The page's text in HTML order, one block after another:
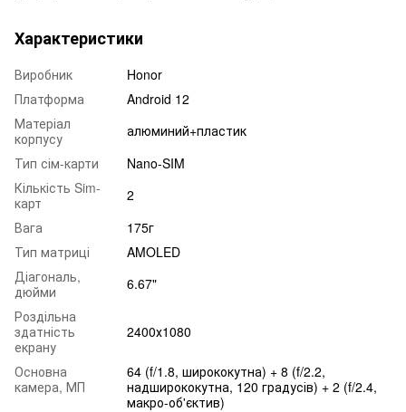
Характеристики
Виробник
Honor
Платформа
Android 12
Матеріал
корпусу
алюминий+пластик
Тип сім-карти
Nano-SIM
Кількість Sim-
карт
2
Вага
175г
Тип матриці
AMOLED
Діагональ,
дюйми
6.67"
Роздільна
здатність
екрану
2400х1080
Основна
камера, МП
64 (f/1.8, ширококутна) + 8 (f/2.2,
надширококутна, 120 градусів) + 2 (f/2.4,
макро-об'єктив)